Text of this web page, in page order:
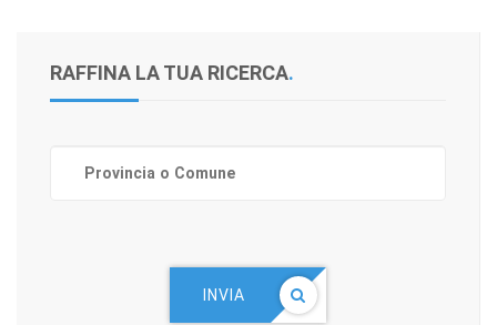
RAFFINA LA TUA RICERCA.
INVIA